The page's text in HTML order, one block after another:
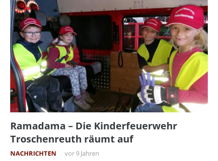
Ramadama – Die Kinderfeuerwehr
Troschenreuth räumt auf
NACHRICHTEN vor 9 Jahren